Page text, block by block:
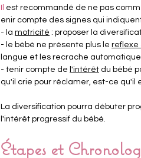
Il est recommandé de ne pas
enir compte des signes qui
- la motricité : proposer la
- le bébé ne présente plus le reflexe
langue et les recrache
- tenir compte de l'intérêt du bébé
qu'il crie pour réclamer, est-ce qu'il
La diversification pourra débuter
l'intérêt progressif du bébé.
Étapes et